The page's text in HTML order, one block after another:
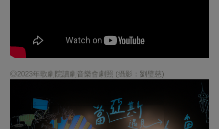
◎2023年歌劇院讀劇音樂會劇照 (攝影：劉璧慈)